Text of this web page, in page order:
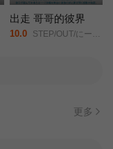
出走 哥哥的彼界
10.0 STEP/OUT/にーにーのニライカナイ/
更多